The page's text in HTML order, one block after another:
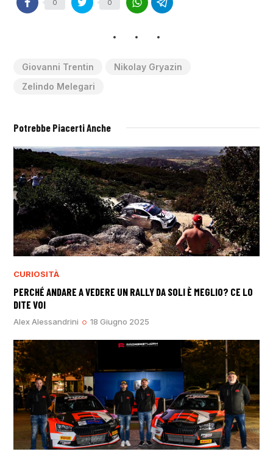
0 0
Giovanni Trentin
Nikolay Gryazin
Zelindo Melegari
Potrebbe Piacerti Anche
CURIOSITÀ
PERCHÉ ANDARE A VEDERE UN RALLY DA SOLI È MEGLIO? CE LO
DITE VOI
Alex Alessandrini 18 Giugno 2025